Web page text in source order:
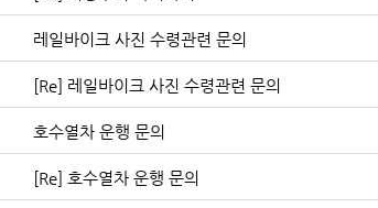
레일바이크 사진 수령관련 문의
[Re] 레일바이크 사진 수령관련 문의
호수열차 운행 문의
[Re] 호수열차 운행 문의